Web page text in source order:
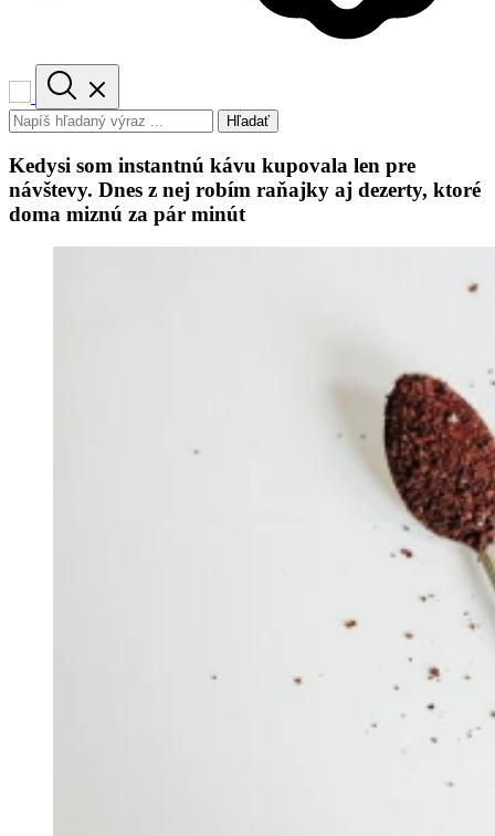
Hľadať
Kedysi som instantnú kávu kupovala len pre
návštevy. Dnes z nej robím raňajky aj dezerty, ktoré
doma miznú za pár minút